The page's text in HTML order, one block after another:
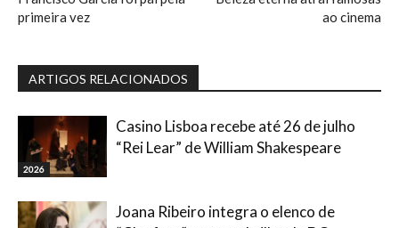
primeira vez
ao cinema
ARTIGOS RELACIONADOS
2026
Casino Lisboa recebe até 26 de julho
“Rei Lear” de William Shakespeare
Joana Ribeiro integra o elenco de